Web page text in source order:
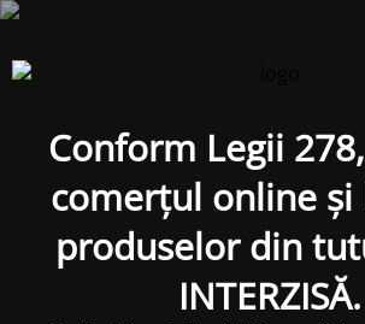
Conform Legii
comerțul online și
produselor din
INTERZISĂ.